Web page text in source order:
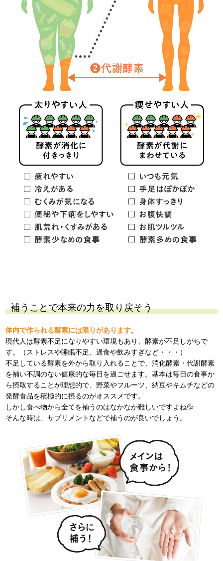
補うことで本来の力を取り戻そう
体内で作られる酵素には限りがあります。
現代人は酵素不足になりやすい環境もあり、酵素が不足しがちで
す。（ストレスや睡眠不足、過食や飲みすぎなど・・・）
不足している酵素を外から取り入れることで、消化酵素・代謝酵素
を補い不調のない健康的な毎日を過ごせます。基本は毎日の食事か
ら摂取することが理想的で、野菜やフルーツ、納豆やキムチなどの
発酵食品を積極的に摂るのがオススメです。
しかし食べ物から全てを補うのはなかなか難しいですよね💦
そんな時は、サプリメントなどで補うのが良いでしょう。